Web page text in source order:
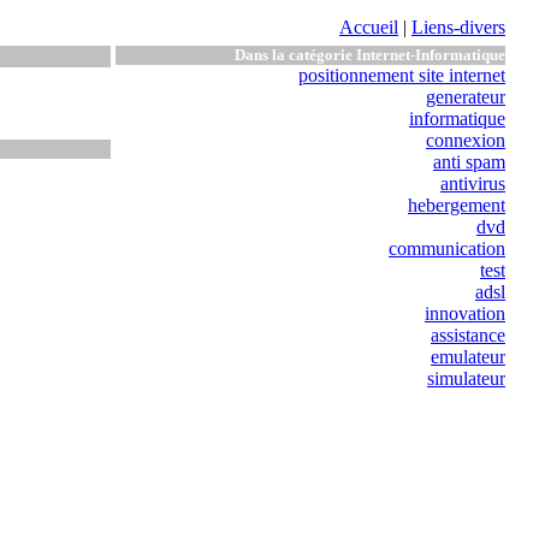
Accueil | Liens-divers
Dans la catégorie Internet-Informatique
positionnement site internet
generateur
informatique
connexion
anti spam
antivirus
hebergement
dvd
communication
test
adsl
innovation
assistance
emulateur
simulateur